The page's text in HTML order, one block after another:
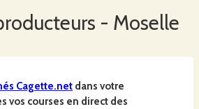
- Moselle
Cagette.net dans votre
vos courses en direct des